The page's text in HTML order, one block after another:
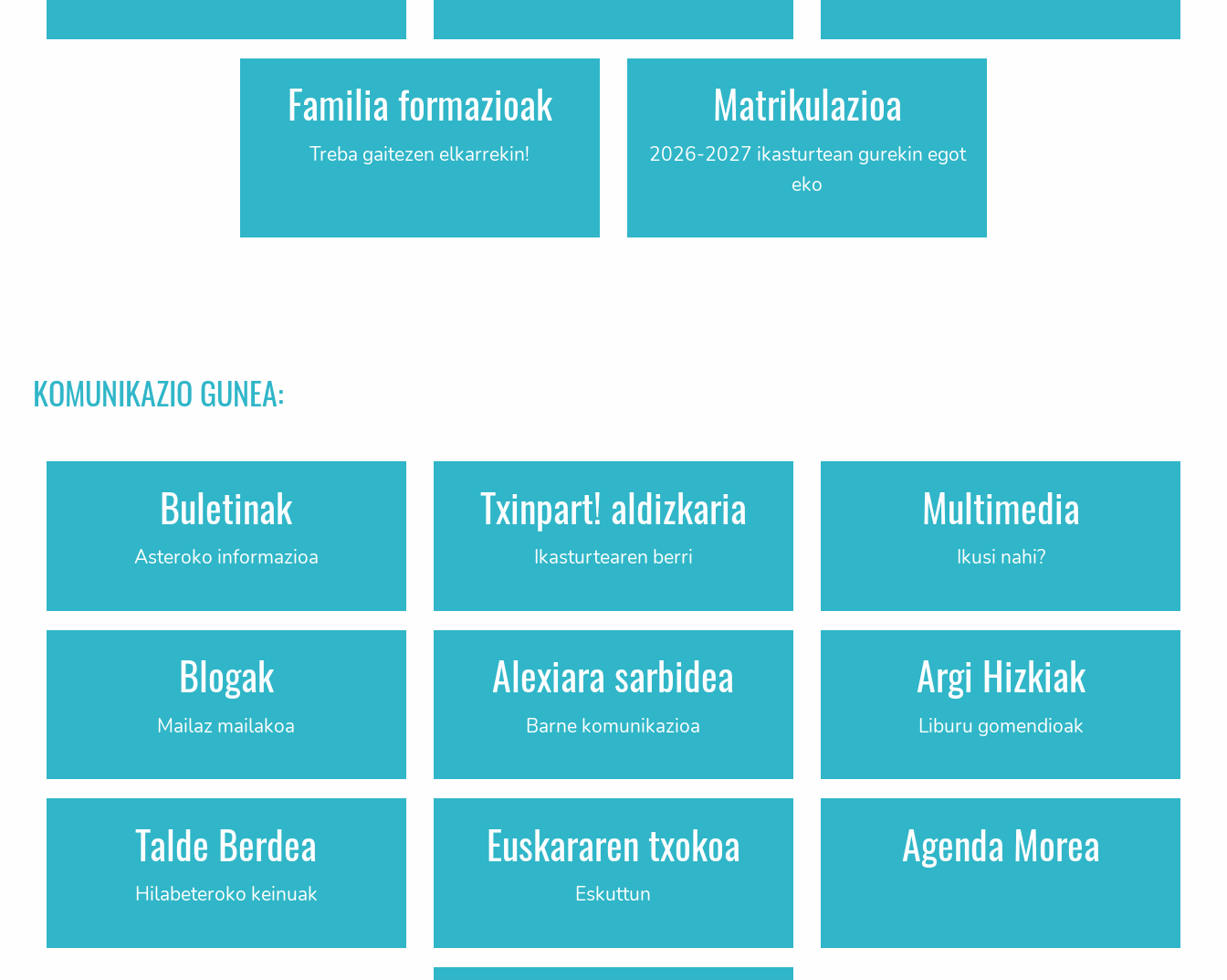
Familia formazioak
Treba gaitezen elkarrekin!
Matrikulazioa
2026-2027 ikasturtean gurekin egot
eko
KOMUNIKAZIO GUNEA:
Buletinak
Asteroko informazioa
Txinpart! aldizkaria
Ikasturtearen berri
Multimedia
Ikusi nahi?
Blogak
Mailaz mailakoa
Alexiara sarbidea
Barne komunikazioa
Argi Hizkiak
Liburu gomendioak
Talde Berdea
Hilabeteroko keinuak
Euskararen txokoa
Eskuttun
Agenda Morea